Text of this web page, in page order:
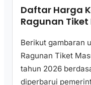
Daftar Harga
Ragunan Tiket
Berikut gambaran
Ragunan Tiket
tahun 2026
diperbarui